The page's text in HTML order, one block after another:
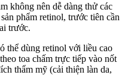
không nên dễ dàng thử các
phẩm retinol, trước tiên cần
trước.
thể dùng retinol với liều cao
toa chấm trực tiếp vào nốt
thẩm mỹ (cải thiện làn da,